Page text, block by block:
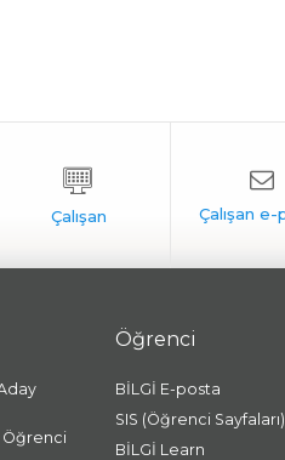
Öğrenci
Öğrenci
BİLGİ E-posta
SIS (Öğrenci Sayfaları)
BİLGİ Learn